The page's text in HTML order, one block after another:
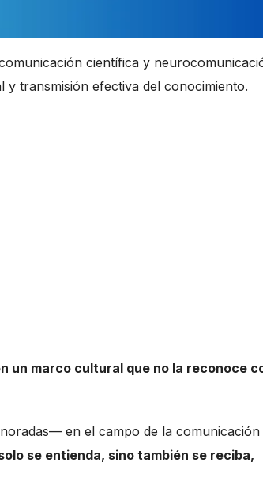
científica y
y transmisión efectiva del conocimiento.
un marco cultural que no la reconoce
en el campo de la comunicación
se entienda, sino también se reciba,